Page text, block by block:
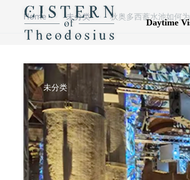
Daytime
Home 未分类 狄奥多西蓄水池如何
未分类